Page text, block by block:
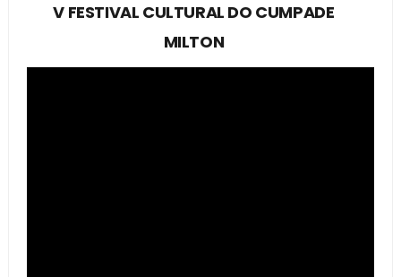
V FESTIVAL CULTURAL DO CUMPADE
MILTON